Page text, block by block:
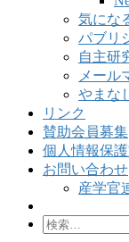
気にな
パブリ
自主研
メール
やまな
リンク
賛助会員募集
個人情報保
お問い合わせ
産学官
検